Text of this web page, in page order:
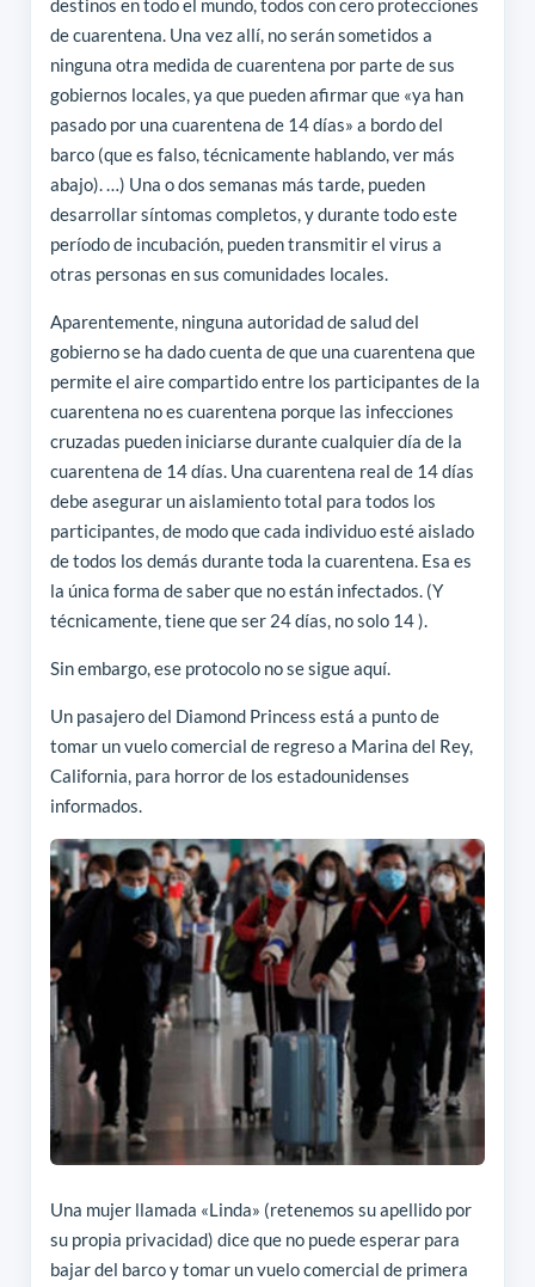
destinos en todo el mundo, todos con cero protecciones
de cuarentena. Una vez allí, no serán sometidos a
ninguna otra medida de cuarentena por parte de sus
gobiernos locales, ya que pueden afirmar que «ya han
pasado por una cuarentena de 14 días» a bordo del
barco (que es falso, técnicamente hablando, ver más
abajo). …) Una o dos semanas más tarde, pueden
desarrollar síntomas completos, y durante todo este
período de incubación, pueden transmitir el virus a
otras personas en sus comunidades locales.
Aparentemente, ninguna autoridad de salud del
gobierno se ha dado cuenta de que una cuarentena que
permite el aire compartido entre los participantes de la
cuarentena no es cuarentena porque las infecciones
cruzadas pueden iniciarse durante cualquier día de la
cuarentena de 14 días. Una cuarentena real de 14 días
debe asegurar un aislamiento total para todos los
participantes, de modo que cada individuo esté aislado
de todos los demás durante toda la cuarentena. Esa es
la única forma de saber que no están infectados. (Y
técnicamente, tiene que ser 24 días, no solo 14 ).
Sin embargo, ese protocolo no se sigue aquí.
Un pasajero del Diamond Princess está a punto de
tomar un vuelo comercial de regreso a Marina del Rey,
California, para horror de los estadounidenses
informados.
Una mujer llamada «Linda» (retenemos su apellido por
su propia privacidad) dice que no puede esperar para
bajar del barco y tomar un vuelo comercial de primera